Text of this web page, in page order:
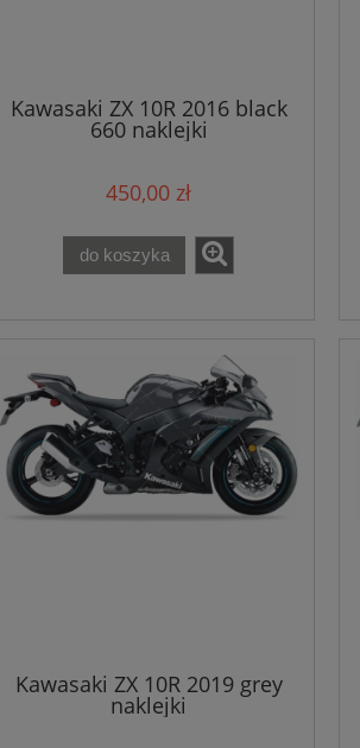
Kawasaki ZX 10R 2016 black
660 naklejki
450,00 zł
do koszyka
Kawasaki ZX 10R 2019 grey
naklejki